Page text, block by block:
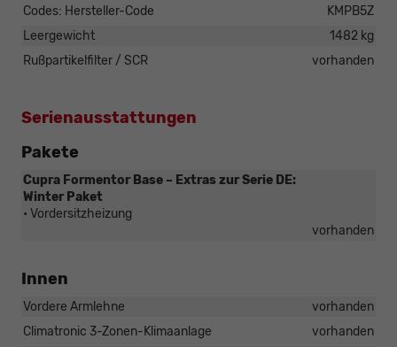
Codes: Hersteller-Code
KMPB5Z
Leergewicht
1482 kg
Rußpartikelfilter / SCR
vorhanden
Serienausstattungen
Pakete
Cupra Formentor Base – Extras zur Serie DE:
Winter Paket
• Vordersitzheizung
vorhanden
Innen
Vordere Armlehne
vorhanden
Climatronic 3-Zonen-Klimaanlage
vorhanden